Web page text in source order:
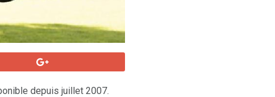
depuis juillet 2007.